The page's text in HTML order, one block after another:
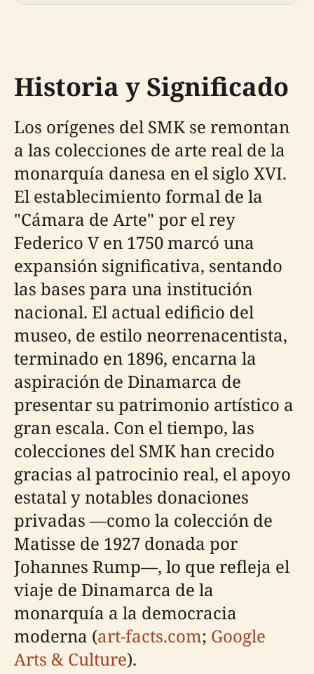
Historia y Significado
Los orígenes del SMK se remontan
a las colecciones de arte real de la
monarquía danesa en el siglo XVI.
El establecimiento formal de la
"Cámara de Arte" por el rey
Federico V en 1750 marcó una
expansión significativa, sentando
las bases para una institución
nacional. El actual edificio del
museo, de estilo neorrenacentista,
terminado en 1896, encarna la
aspiración de Dinamarca de
presentar su patrimonio artístico a
gran escala. Con el tiempo, las
colecciones del SMK han crecido
gracias al patrocinio real, el apoyo
estatal y notables donaciones
privadas —como la colección de
Matisse de 1927 donada por
Johannes Rump—, lo que refleja el
viaje de Dinamarca de la
monarquía a la democracia
moderna (art-facts.com; Google
Arts & Culture).